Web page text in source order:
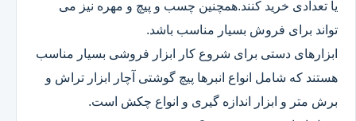
یا تعدادی خرید کنند.همچنین چسب و پیچ و مهره نیز می
تواند برای فروش بسیار مناسب باشد.
ابزارهای دستی برای شروع کار ابزار فروشی بسیار مناسب
هستند که شامل انواع انبرها پیچ گوشتی آچار ابزار تراش و
برش متر و ابزار اندازه گیری و انواع چکش است.